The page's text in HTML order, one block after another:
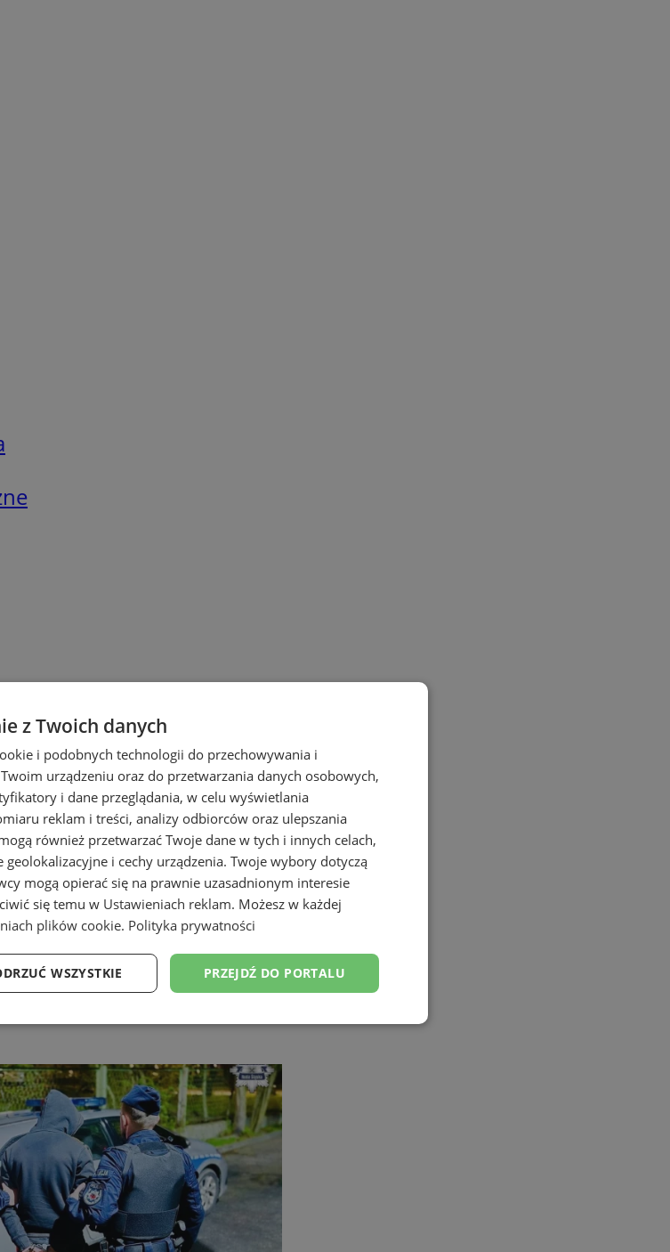
z Twoich danych
i podobnych technologii do przechowywania i
urządzeniu oraz do przetwarzania danych osobowych,
i dane przeglądania, w celu wyświetlania
reklam i treści, analizy odbiorców oraz ulepszania
również przetwarzać Twoje dane w tych i innych celach,
i cechy urządzenia. Twoje wybory dotyczą
mogą opierać się na prawnie uzasadnionym interesie
się temu w Ustawieniach reklam. Możesz w każdej
plików cookie. Polityka prywatności
PRZEJDŹ DO PORTALU
WSZYSTKIE
Targetowanie Funkcjonalność Niesklasyfikowane
Targetowanie Funkcjonalność Niesklasyfikowane
funkcji strony internetowej, takich jak logowanie użytkownika i
nie można prawidłowo korzystać ze strony internetowej.
Okres
przechowywania
Opis